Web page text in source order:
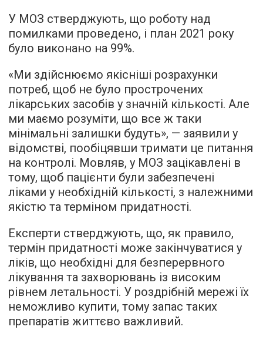
У МОЗ стверджують, що роботу над
помилками проведено, і план 2021 року
було виконано на 99%.
«Ми здійснюємо якісніші розрахунки
потреб, щоб не було прострочених
лікарських засобів у значній кількості. Але
ми маємо розуміти, що все ж таки
мінімальні залишки будуть», — заявили у
відомстві, пообіцявши тримати це питання
на контролі. Мовляв, у МОЗ зацікавлені в
тому, щоб пацієнти були забезпечені
ліками у необхідній кількості, з належними
якістю та терміном придатності.
Експерти стверджують, що, як правило,
термін придатності може закінчуватися у
ліків, що необхідні для безперервного
лікування та захворювань із високим
рівнем летальності. У роздрібній мережі їх
неможливо купити, тому запас таких
препаратів життєво важливий.